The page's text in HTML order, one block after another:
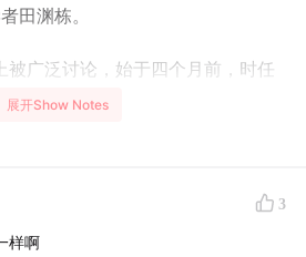
田渊栋。
被广泛讨论，始于四个月前，时任
，通过社交网络宣布，自己将被
栋
发布了一篇对于 2025 的年度
议——这篇通俗但深刻的 AI 总
展开Show Notes
3
样啊